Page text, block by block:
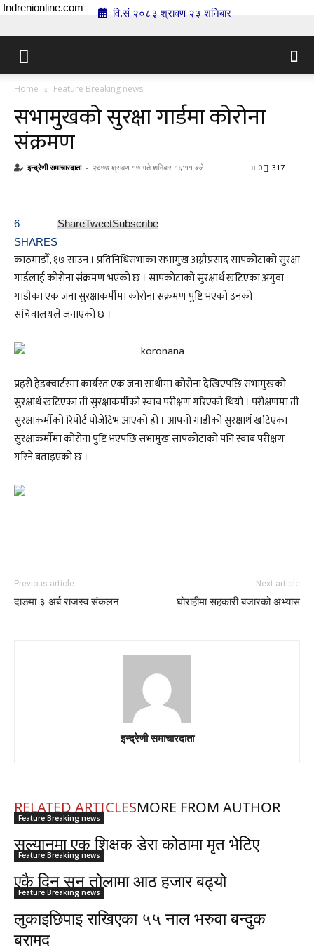
Indrenionline.com वि.सं २०८३ श्रावण २३ शनिबार
Home Feature Breaking news
सभामुखको सुरक्षा गार्डमा कोरोना
संक्रमण
इन्द्रेणी समाचारदाता - २०७७ श्रावण १७ गते शनिबार १६:११ बजे 317
0
6
SHARES
ShareTweetSubscribe
काठमाडौँ, १७ साउन । प्रतिनिधिसभाका सभामुख अग्नीप्रसाद सापकोटाको सुरक्षा
गार्डलाई कोरोना संक्रमण भएको छ । सापकोटाको सुरक्षार्थ खटिएका अगुवा
गाडीका एक जना सुरक्षाकर्मीमा कोरोना संक्रमण पुष्टि भएको उनको
सचिवालयले जनाएको छ ।
प्रहरी हेडक्वार्टरमा कार्यरत एक जना साथीमा कोरोना देखिएपछि सभामुखको
सुरक्षार्थ खटिएका ती सुरक्षाकर्मीको स्वाब परीक्षण गरिएको थियो । परीक्षणमा ती
सुरक्षाकर्मीको रिपोर्ट पोजेटिभ आएको हो । आफ्नो गाडीको सुरक्षार्थ खटिएका
सुरक्षाकर्मीमा कोरोना पुष्टि भएपछि सभामुख सापकोटाको पनि स्वाब परीक्षण
गरिने बताइएको छ ।
Previous article
दाङमा ३ अर्ब राजस्व संकलन
Next article
घोराहीमा सहकारी बजारको अभ्यास
इन्द्रेणी समाचारदाता
RELATED ARTICLESMORE FROM AUTHOR
Feature Breaking news
सल्यानमा एक शिक्षक डेरा कोठामा मृत भेटिए
Feature Breaking news
एकै दिन सुन तोलामा आठ हजार बढ्यो
Feature Breaking news
लुकाइछिपाइ राखिएका ५५ नाल भरुवा बन्दुक
बरामद